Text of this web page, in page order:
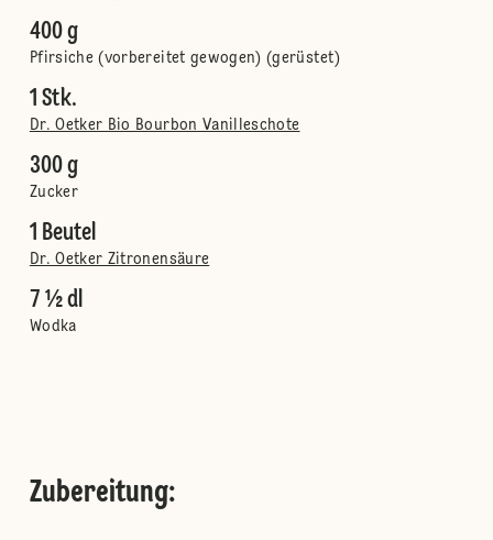
400 g
Pfirsiche (vorbereitet gewogen) (gerüstet)
1 Stk.
Dr. Oetker Bio Bourbon Vanilleschote
300 g
Zucker
1 Beutel
Dr. Oetker Zitronensäure
7 ½ dl
Wodka
Zubereitung: